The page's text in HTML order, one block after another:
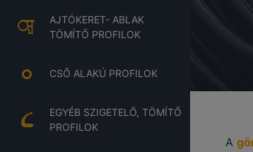
AJTÓKERET- ABLAK
TÖMÍTŐ PROFILOK
CSŐ ALAKÚ PROFILOK
EGYÉB SZIGETELŐ, TÖMÍTŐ
PROFILOK
A